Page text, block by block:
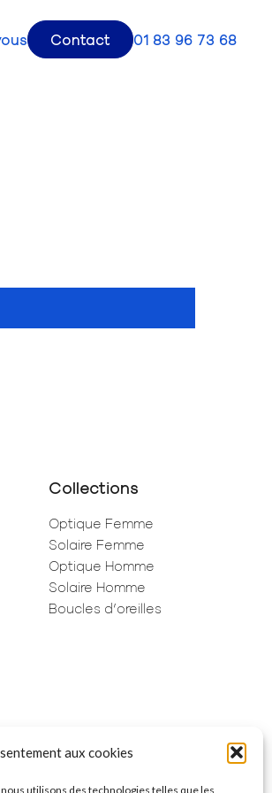
aux cookies
utilisons des technologies telles que les
Contact 01 83 96 73 68
Collections
Optique Femme
Solaire Femme
Optique Homme
Solaire Homme
Boucles d’oreilles